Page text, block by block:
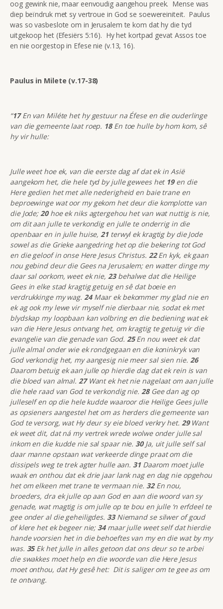
oog gewink nie, maar eenvoudig aangehou preek. Mense was
diep beïndruk met sy vertroue in God se soewereiniteit. Paulus
was so vasbeslote om in Jerusalem te kom dat hy die tyd
uitgekoop het (Efesiërs 5:16). Hy het kortpad gevat Assos toe
en nie oorgestop in Efese nie (v.13, 16).
Paulus in Milete (v.17-38)
“17En van Miléte het hy gestuur na Éfese en die ouderlinge
van die gemeente laat roep. 18En toe hulle by hom kom, sê
hy vir hulle:
Julle weet hoe ek, van die eerste dag af dat ek in Asië
aangekom het, die hele tyd by julle gewees het 19en die
Here gedien het met alle nederigheid en baie trane en
beproewinge wat oor my gekom het deur die komplotte van
die Jode;20hoe ek niks agtergehou het van wat nuttig is nie,
om dit aan julle te verkondig en julle te onderrig in die
openbaar en in julle huise,21terwyl ek kragtig by die Jode
sowel as die Grieke aangedring het op die bekering tot God
en die geloof in onse Here Jesus Christus. 22En kyk, ek gaan
nou gebind deur die Gees na Jerusalem; en watter dinge my
daar sal oorkom, weet ek nie, 23behalwe dat die Heilige
Gees in elke stad kragtig getuig en sê dat boeie en
verdrukkinge my wag. 24Maar ek bekommer my glad nie en
ek ag ook my lewe vir myself nie dierbaar nie, sodat ek met
blydskap my loopbaan kan volbring en die bediening wat ek
van die Here Jesus ontvang het, om kragtig te getuig vir die
evangelie van die genade van God. 25En nou weet ek dat
julle almal onder wie ek rondgegaan en die koninkryk van
God verkondig het, my aangesig nie meer sal sien nie. 26
Daarom betuig ek aan julle op hierdie dag dat ek rein is van
die bloed van almal. 27Want ek het nie nagelaat om aan julle
die hele raad van God te verkondig nie. 28Gee dan ag op
julleself en op die hele kudde waaroor die Heilige Gees julle
as opsieners aangestel het om as herders die gemeente van
God te versorg, wat Hy deur sy eie bloed verkry het. 29Want
ek weet dit, dat ná my vertrek wrede wolwe onder julle sal
inkom en die kudde nie sal spaar nie.30Ja, uit julle self sal
daar manne opstaan wat verkeerde dinge praat om die
dissipels weg te trek agter hulle aan.31Daarom moet julle
waak en onthou dat ek drie jaar lank nag en dag nie opgehou
het om elkeen met trane te vermaan nie. 32En nou,
broeders, dra ek julle op aan God en aan die woord van sy
genade, wat magtig is om julle op te bou en julle ‘n erfdeel te
gee onder al die geheiligdes. 33Niemand se silwer of goud
of klere het ek begeer nie;34maar julle weet self dat hierdie
hande voorsien het in die behoeftes van my en die wat by my
was. 35Ek het julle in alles getoon dat ons deur so te arbei
die swakkes moet help en die woorde van die Here Jesus
moet onthou, dat Hy gesê het: Dit is saliger om te gee as om
te ontvang.